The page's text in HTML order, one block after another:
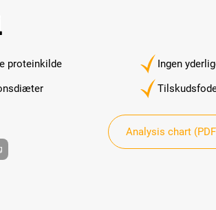
proteinkilde
Ingen
Analysis chart